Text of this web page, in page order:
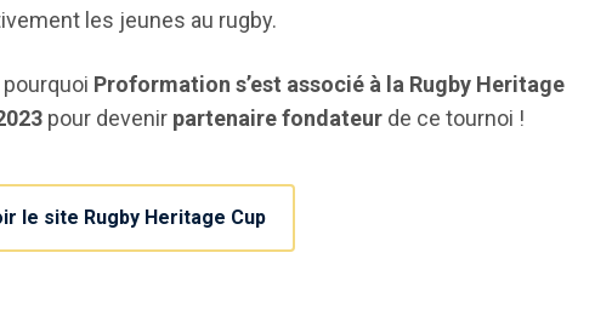
les jeunes au rugby.
pourquoi Proformation s’est associé à la Rugby Heritage
pour devenir partenaire fondateurde ce tournoi !
le site Rugby Heritage Cup